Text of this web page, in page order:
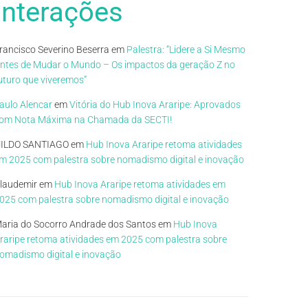
Severino Beserra em Palestra: “Lidere a Si Mesmo
de Mudar o Mundo – Os impactos da geração Z no
que viveremos”
AlencaremVitória do Hub Inova Araripe: Aprovados
Nota Máxima na Chamada da SECTI!
SANTIAGOem Hub Inova Araripe retoma atividades
2025 com palestra sobre nomadismo digital e inovação
em Hub Inova Araripe retoma atividades em
com palestra sobre nomadismo digital e inovação
do Socorro Andrade dos Santosem Hub Inova
retoma atividades em 2025 com palestra sobre
digital e inovação